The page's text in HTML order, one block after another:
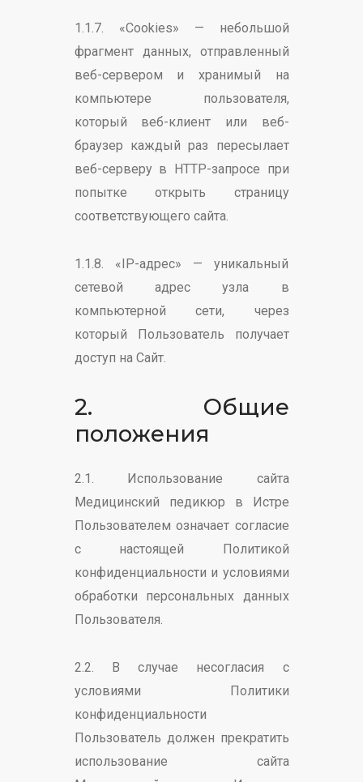
1.1.7. «Cookies» — небольшой
фрагмент данных, отправленный
веб-сервером и хранимый на
компьютере пользователя,
который веб-клиент или веб-
браузер каждый раз пересылает
веб-серверу в HTTP-запросе при
попытке открыть страницу
соответствующего сайта.
1.1.8. «IP-адрес» — уникальный
сетевой адрес узла в
компьютерной сети, через
который Пользователь получает
доступ на Сайт.
2. Общие
положения
2.1. Использование сайта
Медицинский педикюр в Истре
Пользователем означает согласие
с настоящей Политикой
конфиденциальности и условиями
обработки персональных данных
Пользователя.
2.2. В случае несогласия с
условиями Политики
конфиденциальности
Пользователь должен прекратить
использование сайта